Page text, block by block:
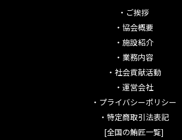
・ ご挨拶
・ 協会概要
・ 施設紹介
・ 業務内容
・ 社会貢献活動
・ 運営会社
・ プライバシーポリシー
・ 特定商取引法表記
[全国の鮪匠一覧]